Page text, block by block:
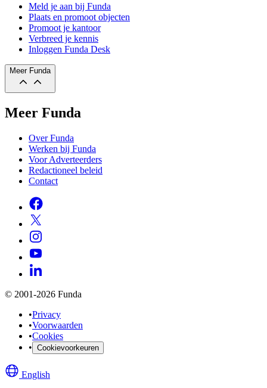
Meld je aan bij Funda
Plaats en promoot objecten
Promoot je kantoor
Verbreed je kennis
Inloggen Funda Desk
Meer Funda
Meer Funda
Over Funda
Werken bij Funda
Voor Adverteerders
Redactioneel beleid
Contact
© 2001-2026 Funda
•Privacy
•Voorwaarden
•Cookies
• Cookievoorkeuren
English